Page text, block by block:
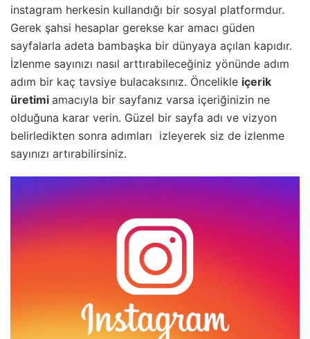
instagram herkesin kullandığı bir sosyal platformdur.
Gerek şahsi hesaplar gerekse kar amacı güden
sayfalarla adeta bambaşka bir dünyaya açılan kapıdır.
İzlenme sayınızı nasıl arttırabileceğiniz yönünde adım
adım bir kaç tavsiye bulacaksınız. Öncelikle içerik
üretimi amacıyla bir sayfanız varsa içeriğinizin ne
olduğuna karar verin. Güzel bir sayfa adı ve vizyon
belirledikten sonra adımları izleyerek siz de izlenme
sayınızı artırabilirsiniz.